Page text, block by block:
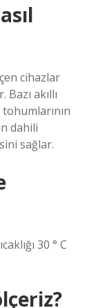
cihazlar
akıllı
dahili
sağlar.
30 ° C